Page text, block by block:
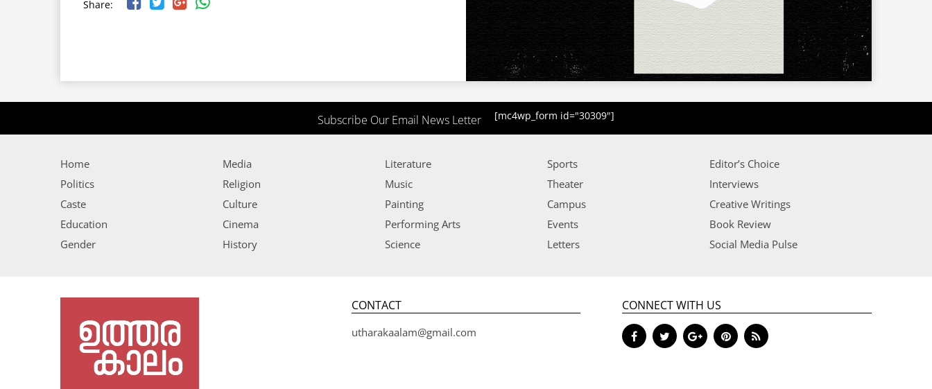
Share:
Subscribe Our Email News Letter [mc4wp_form id="30309"]
Home
Politics
Caste
Education
Gender
Media
Religion
Culture
Cinema
History
Literature
Music
Painting
Performing Arts
Science
Sports
Theater
Campus
Events
Letters
Editor’s Choice
Interviews
Creative Writings
Book Review
Social Media Pulse
CONTACT
utharakaalam@gmail.com
CONNECT WITH US